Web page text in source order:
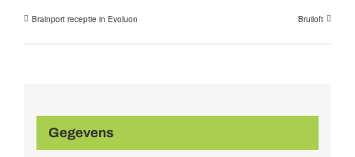
Brainport receptie in Evoluon Bruiloft
Gegevens